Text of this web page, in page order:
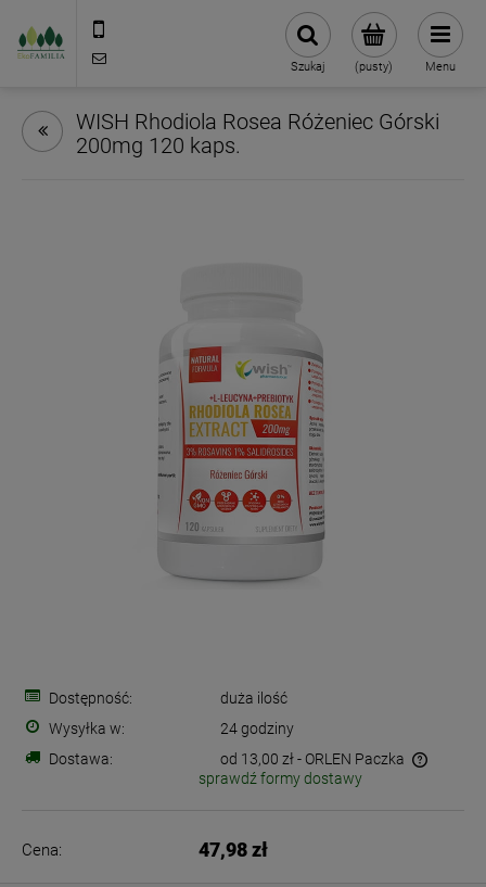
(pusty)
Szukaj Menu
WISH Rhodiola Rosea Różeniec Górski
200mg 120 kaps.
Dostępność:
duża ilość
Wysyłka w:
24 godziny
Dostawa:
od 13,00 zł- ORLEN Paczka
Cena nie zawiera ewentualnych kosztów płatności
sprawdź formy dostawy
Cena: 47,98 zł